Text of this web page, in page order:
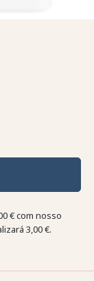
€com nosso
3,00 €.